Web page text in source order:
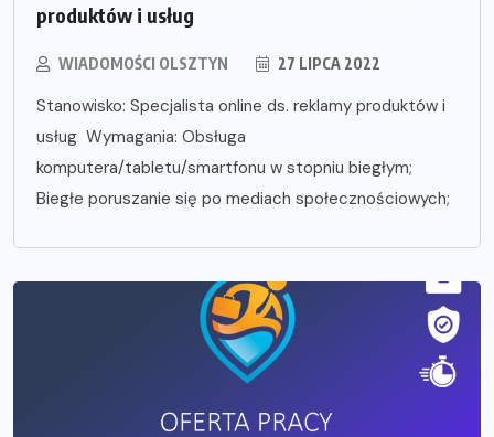
produktów i usług
WIADOMOŚCI OLSZTYN 27 LIPCA 2022
Stanowisko: Specjalista online ds. reklamy produktów i
usług Wymagania: Obsługa
komputera/tabletu/smartfonu w stopniu biegłym;
Biegłe poruszanie się po mediach społecznościowych;